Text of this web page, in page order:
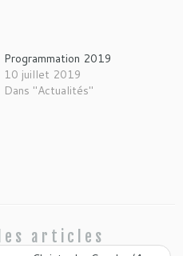
Programmation 2019
10 juillet 2019
Dans "Actualités"
articles